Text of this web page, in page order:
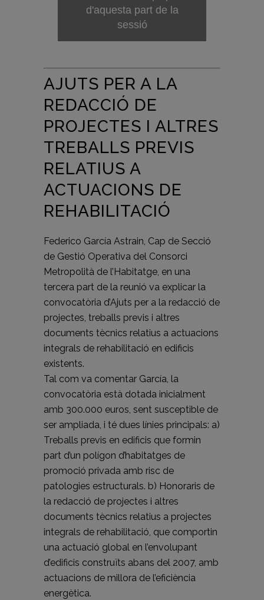
d'aquesta part de la
sessió
AJUTS PER A LA
REDACCIÓ DE
PROJECTES I ALTRES
TREBALLS PREVIS
RELATIUS A
ACTUACIONS DE
REHABILITACIÓ
Federico García Astrain, Cap de Secció
de Gestió Operativa del Consorci
Metropolità de l’Habitatge, en una
tercera part de la reunió va explicar la
convocatòria d’Ajuts per a la redacció de
projectes, treballs previs i altres
documents tècnics relatius a actuacions
integrals de rehabilitació en edificis
existents.
Tal com va comentar García, la
convocatòria està dotada inicialment
amb 300.000 euros, sent susceptible de
ser ampliada, i té dues línies principals: a)
Treballs previs en edificis que formin
part d’un polígon d’habitatges de
promoció privada amb risc de
patologies estructurals. b) Honoraris de
la redacció de projectes i altres
documents tècnics relatius a projectes
integrals de rehabilitació, que comportin
una actuació global en l’envolupant
d’edificis construïts abans del 2007, amb
actuacions de millora de l’eficiència
energètica.